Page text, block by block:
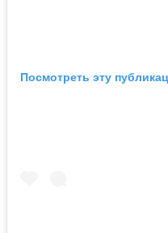
Посмотреть эту